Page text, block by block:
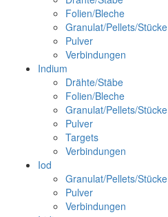
Folien/Bleche
Granulat/Pellets/Stücke
Pulver
Verbindungen
Indium
Drähte/Stäbe
Folien/Bleche
Granulat/Pellets/Stücke
Pulver
Targets
Verbindungen
Iod
Granulat/Pellets/Stücke
Pulver
Verbindungen